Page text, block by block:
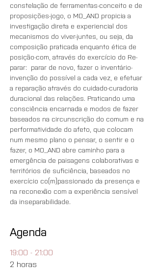
constelação de ferramentas-conceito e de
proposições-jogo, o MO_AND propicia a
investigação direta e experiencial dos
mecanismos do viver-juntes, ou seja, da
composição praticada enquanto ética de
posição-com, através do exercício do Re-
parar:  parar de novo, fazer o inventário-
invenção do possível a cada vez, e efetuar
a reparação através do cuidado-curadoria
duracional das relações. Praticando uma
consciência encarnada e modos de fazer
baseados na circunscrição do comum e na
performatividade do afeto, que colocam
num mesmo plano o pensar, o sentir e o
fazer, o MO_AND abre caminho para a
emergência de paisagens colaborativas e
territórios de suficiência, baseados no
exercício co(m)passionado da presença e
na reconexão com a experiência sensível
da inseparabilidade.
Agenda
19:00 - 21:00
2 horas